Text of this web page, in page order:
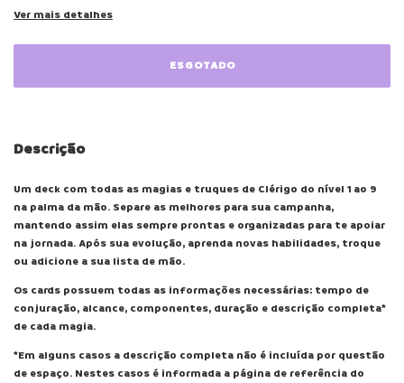
Ver mais detalhes
Descrição
Um deck com todas as magias e truques de Clérigo do nível 1 ao 9
na palma da mão. Separe as melhores para sua campanha,
mantendo assim elas sempre prontas e organizadas para te apoiar
na jornada. Após sua evolução, aprenda novas habilidades, troque
ou adicione a sua lista de mão.
Os cards possuem todas as informações necessárias: tempo de
conjuração, alcance, componentes, duração e descrição completa*
de cada magia.
*Em alguns casos a descrição completa não é incluída por questão
de espaço. Nestes casos é informada a página de referência do